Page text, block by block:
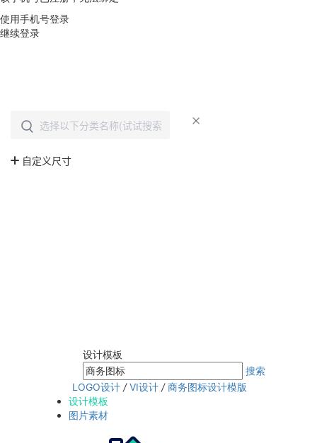
使用手机号登录
继续登录
设计模板
搜索
LOGO设计 / VI设计 / 商务图标设计模版
设计模板
图片素材